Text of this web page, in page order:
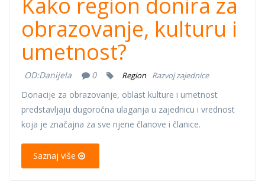
obrazovanje, kulturu i
umetnost?
OD:Danijela 0 Region Razvoj zajednice
Donacije za obrazovanje, oblast kulture i umetnost
predstavljaju dugoročna ulaganja u zajednicu i vrednost
koja je značajna za sve njene članove i članice.
Saznaj više